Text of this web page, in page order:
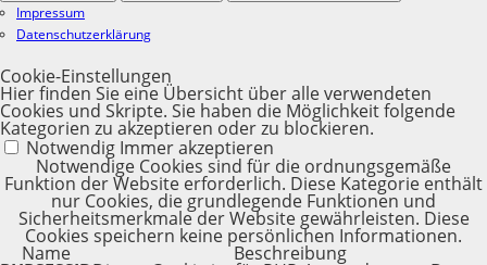
Impressum
Datenschutzerklärung
Cookie-Einstellungen
Hier finden Sie eine Übersicht über alle verwendeten
Cookies und Skripte. Sie haben die Möglichkeit folgende
Kategorien zu akzeptieren oder zu blockieren.
Notwendig Immer akzeptieren
Notwendige Cookies sind für die ordnungsgemäße
Funktion der Website erforderlich. Diese Kategorie enthält
nur Cookies, die grundlegende Funktionen und
Sicherheitsmerkmale der Website gewährleisten. Diese
Cookies speichern keine persönlichen Informationen.
Name Beschreibung